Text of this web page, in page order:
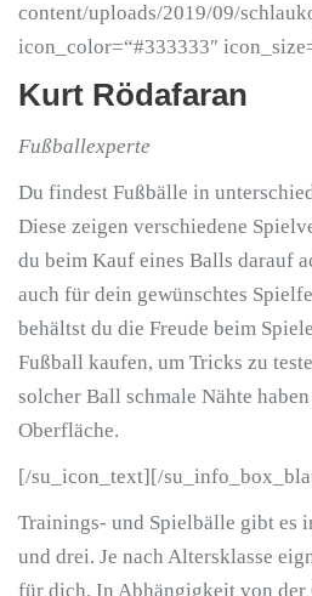
content/uploads/2019/09/
icon_color=“#333333″
Kurt Rödafaran
Fußballexperte
Du findest Fußbälle in
Diese zeigen verschiedene
du beim Kauf eines Balls darauf
auch für dein gewünschtes
behältst du die Freude beim
Fußball kaufen, um Tricks zu
solcher Ball schmale Nähte
Oberfläche.
[/su_icon_text][/
Trainings- und Spielbälle gibt es
und drei. Je nach Altersklasse
für dich. In Abhängigkeit von der